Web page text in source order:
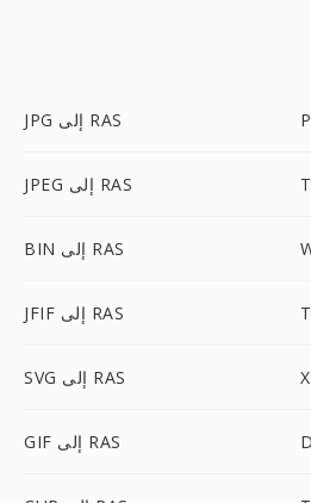
JPG إلى RAS
JPEG إلى RAS
BIN إلى RAS
JFIF إلى RAS
SVG إلى RAS
GIF إلى RAS